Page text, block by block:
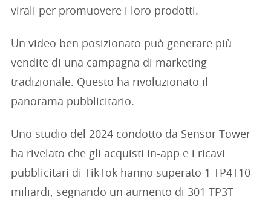
virali per promuovere i loro prodotti.
Un video ben posizionato può generare più
vendite di una campagna di marketing
tradizionale. Questo ha rivoluzionato il
panorama pubblicitario.
Uno studio del 2024 condotto da Sensor Tower
ha rivelato che gli acquisti in-app e i ricavi
pubblicitari di TikTok hanno superato 1 TP4T10
miliardi, segnando un aumento di 301 TP3T